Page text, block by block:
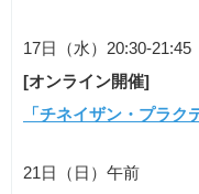
17日（水）20:30-21:45
[オンライン開催]
「チネイザン・プラク
21日（日）午前